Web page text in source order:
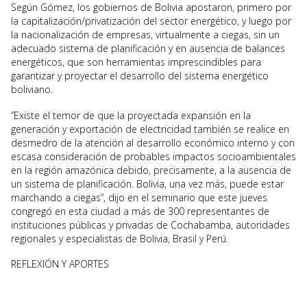
Según Gómez, los gobiernos de Bolivia apostaron, primero por
la capitalización/privatización del sector energético, y luego por
la nacionalización de empresas, virtualmente a ciegas, sin un
adecuado sistema de planificación y en ausencia de balances
energéticos, que son herramientas imprescindibles para
garantizar y proyectar el desarrollo del sistema energético
boliviano.
“Existe el temor de que la proyectada expansión en la
generación y exportación de electricidad también se realice en
desmedro de la atención al desarrollo económico interno y con
escasa consideración de probables impactos socioambientales
en la región amazónica debido, precisamente, a la ausencia de
un sistema de planificación. Bolivia, una vez más, puede estar
marchando a ciegas”, dijo en el seminario que este jueves
congregó en esta ciudad a más de 300 representantes de
instituciones públicas y privadas de Cochabamba, autoridades
regionales y especialistas de Bolivia, Brasil y Perú.
REFLEXIÓN Y APORTES